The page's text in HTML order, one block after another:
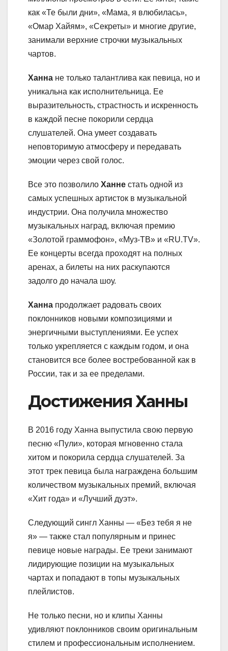
как «Те были дни», «Мама, я влюбилась»,
«Омар Хайям», «Секреты» и многие другие,
занимали верхние строчки музыкальных
чартов.
Ханна не только талантлива как певица, но и
уникальна как исполнительница. Ее
выразительность, страстность и искренность
в каждой песне покорили сердца
слушателей. Она умеет создавать
неповторимую атмосферу и передавать
эмоции через свой голос.
Все это позволило Ханне стать одной из
самых успешных артисток в музыкальной
индустрии. Она получила множество
музыкальных наград, включая премию
«Золотой граммофон», «Муз-ТВ» и «RU.TV».
Ее концерты всегда проходят на полных
аренах, а билеты на них раскупаются
задолго до начала шоу.
Ханна продолжает радовать своих
поклонников новыми композициями и
энергичными выступлениями. Ее успех
только укрепляется с каждым годом, и она
становится все более востребованной как в
России, так и за ее пределами.
Достижения Ханны
В 2016 году Ханна выпустила свою первую
песню «Пули», которая мгновенно стала
хитом и покорила сердца слушателей. За
этот трек певица была награждена большим
количеством музыкальных премий, включая
«Хит года» и «Лучший дуэт».
Следующий сингл Ханны — «Без тебя я не
я» — также стал популярным и принес
певице новые награды. Ее треки занимают
лидирующие позиции на музыкальных
чартах и попадают в топы музыкальных
плейлистов.
Не только песни, но и клипы Ханны
удивляют поклонников своим оригинальным
стилем и профессиональным исполнением.